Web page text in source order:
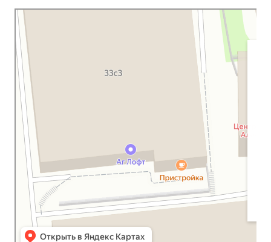
Московская Библейская Церковь
Протестантская церковь в Москве